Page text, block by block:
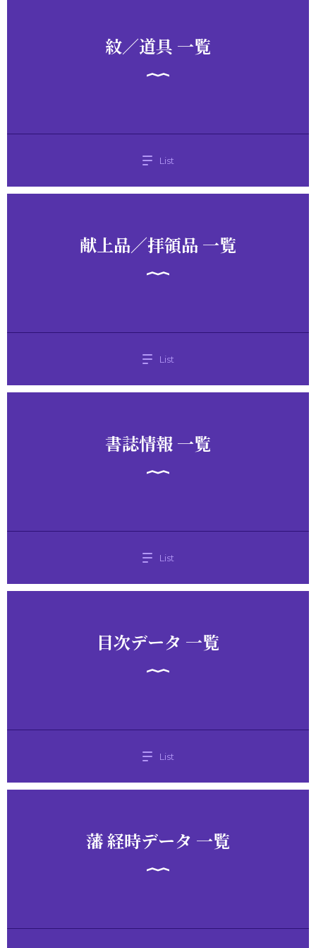
紋／道具 一覧
List
献上品／拝領品 一覧
List
書誌情報 一覧
List
目次データ 一覧
List
藩 経時データ 一覧